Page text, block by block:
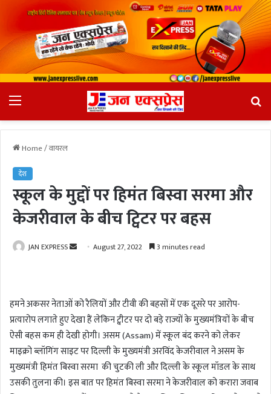
Home/वायरल
देश
स्कूल के मुद्दों पर हिमंत बिस्वा सरमा और
केजरीवाल के बीच ट्विटर पर बहस
JAN EXPRESS
a
n
e
m
a
i
August 27, 2022 3 minutes read
हमने अकसर नेताओं को रैलियों और टीवी की बहसों में एक दूसरे पर आरोप-
प्रत्यारोप लगाते हुए देखा हैं लेकिन ट्वीटर पर दो बड़े राज्यों के मुख्यमंत्रियों के बीच
ऐसी बहस कम ही देखी होगी। असम (Assam) में स्कूल बंद करने को लेकर
माइक्रो ब्लॉगिंग साइट पर दिल्ली के मुख्यमंत्री अरविंद केजरीवाल ने असम के
मुख्यमंत्री हिमंत बिस्वा सरमा की चुटकी ली और दिल्ली के स्कूल मॉडल के साथ
उसकी तुलना की। इस बात पर हिमंत बिस्वा सरमा ने केजरीवाल को करारा जवाब